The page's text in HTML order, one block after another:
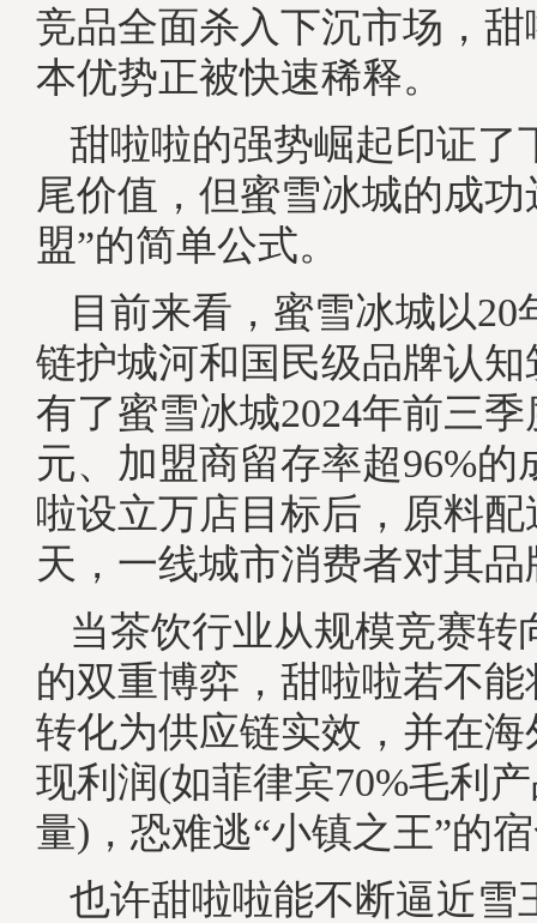
竞品全面杀入下沉市场，
本优势正被快速稀释。
甜啦啦的强势崛起印证了
尾价值，但蜜雪冰城的成功
盟”的简单公式。
目前来看，蜜雪冰城以20
链护城河和国民级品牌认
有了蜜雪冰城2024年前三
元、加盟商留存率超96%的
啦设立万店目标后，原料配
天，一线城市消费者对其
当茶饮行业从规模竞赛转
的双重博弈，甜啦啦若不
转化为供应链实效，并在
现利润(如菲律宾70%毛利
量)，恐难逃“小镇之王”的
也许甜啦啦能不断逼近雪